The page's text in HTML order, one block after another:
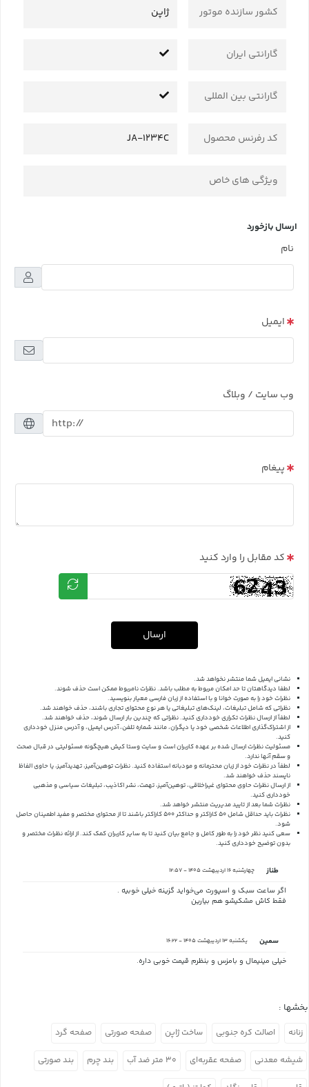
کشور سازنده موتور ژاپن
گارانتی ایران
گارانتی بین المللی
کد رفرنس محصول JA-1234C
ویژگی های خاص
ارسال بازخورد
نام
ایمیل
وب سایت / وبلاگ
پیغام
کد مقابل را وارد کنید
ارسال
نشانی ایمیل شما منتشر نخواهد شد.
لطفا دیدگاهتان تا حد امکان مربوط به مطلب باشد. نظرات نامربوط ممکن است حذف شوند.
نظرات خود را به صورت خوانا و با استفاده از زبان فارسی معیار بنویسید.
نظراتی که شامل تبلیغات، لینک‌های تبلیغاتی یا هر نوع محتوای تجاری باشند، حذف خواهند شد.
لطفاً از ارسال نظرات تکراری خودداری کنید. نظراتی که چندین بار ارسال شوند، حذف خواهند شد.
از اشتراک‌گذاری اطلاعات شخصی خود یا دیگران، مانند شماره تلفن، آدرس ایمیل، و آدرس منزل خودداری
کنید.
مسئولیت نظرات ارسال شده بر عهده کاربران است و سایت وستا کیش هیچگونه مسئولیتی در قبال صحت
و سقم آنها ندارد.
لطفاً در نظرات خود از زبان محترمانه و مودبانه استفاده کنید. نظرات توهین‌آمیز، تهدیدآمیز، یا حاوی الفاظ
ناپسند حذف خواهند شد.
از ارسال نظرات حاوی محتوای غیراخلاقی، توهین‌آمیز، تهمت، نشر اکاذیب، تبلیغات سیاسی و مذهبی
خودداری کنید.
نظرات شما بعد از تایید مدیریت منتشر خواهد شد.
نظرات باید حداقل شامل 50 کاراکتر و حداکثر 500 کاراکتر باشند تا از محتوای مختصر و مفید اطمینان حاصل
شود.
سعی کنید نظر خود را به طور کامل و جامع بیان کنید تا به سایر کاربران کمک کند.از ارائه نظرات مختصر و
بدون توضیح خودداری کنید.
طناز چهارشنبه 16 اردیبهشت 1405 - 12:57
اگر ساعت سبک و اسپورت می‌خواید گزینه خیلی خوبیه .
فقط کاش مشکیشو هم بیارین
سمین یکشنبه 13 اردیبهشت 1405 - 16:22
خیلی مینیمال و بامزس و بنظرم قیمت خوبی داره.
بخشها :
زنانه اصالت کره جنوبی ساخت ژاپن صفحه صورتی صفحه گرد
شیشه معدنی صفحه عقربه‌ای ۳۰ متر ضد آب بند چرم بند صورتی